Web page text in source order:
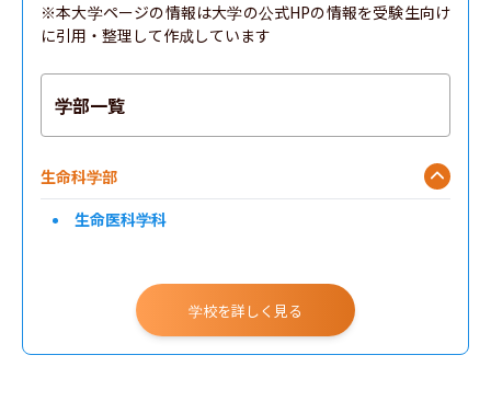
※本大学ページの情報は大学の公式HPの情報を受験生向け
に引用・整理して作成しています
学部一覧
生命科学部
生命医科学科
学校を詳しく見る